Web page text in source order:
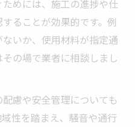
めには、施工の進捗や仕
ることが効果的です。例
いか、使用材料が指定通
の場で業者に相談しまし
慮や安全管理についても
性を踏まえ、騒音や通行